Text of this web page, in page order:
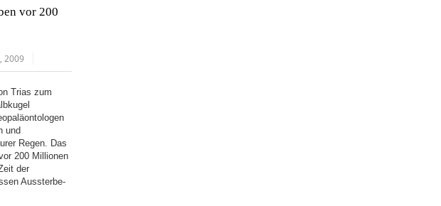
vor 200
2009
Trias zum
und
Regen. Das
200 Millionen
der
Aussterbe-